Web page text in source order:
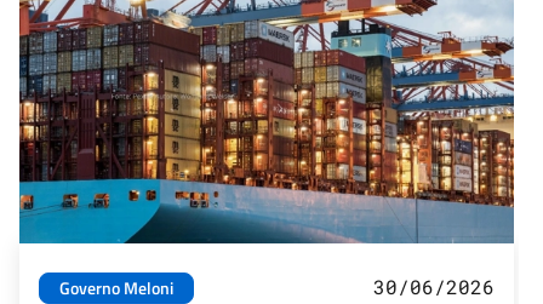
Governo Meloni
30/06/2026